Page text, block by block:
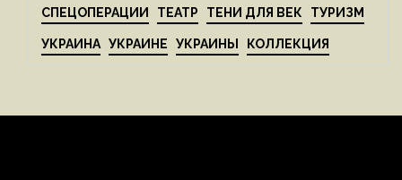
СПЕЦОПЕРАЦИИ ТЕАТР ТЕНИ ДЛЯ ВЕК ТУРИЗМ
УКРАИНА УКРАИНЕ УКРАИНЫ КОЛЛЕКЦИЯ